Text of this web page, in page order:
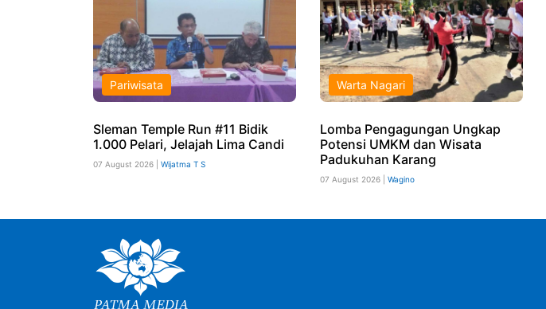
Pariwisata
Sleman Temple Run #11 Bidik
1.000 Pelari, Jelajah Lima Candi
07 August 2026 | Wijatma T S
Warta Nagari
Lomba Pengagungan Ungkap
Potensi UMKM dan Wisata
Padukuhan Karang
07 August 2026 | Wagino